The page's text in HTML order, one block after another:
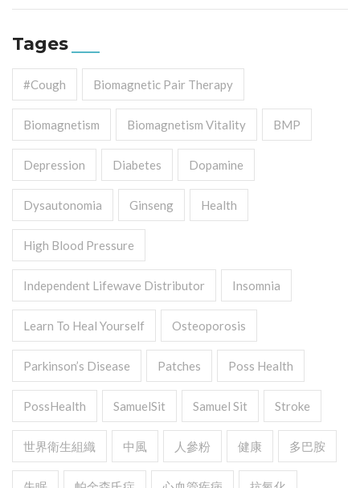
Tages
#cough Biomagnetic Pair Therapy
Biomagnetism Biomagnetism Vitality BMP
Depression Diabetes Dopamine
Dysautonomia Ginseng Health
High Blood Pressure
Independent Lifewave Distributor Insomnia
Learn To Heal Yourself Osteoporosis
Parkinson’s Disease Patches Poss Health
PossHealth SamuelSit Samuel Sit Stroke
世界衛生組織 中風 人參粉 健康 多巴胺